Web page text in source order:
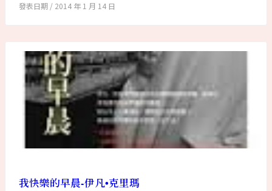
2014 年 1 月 14 日
我快樂的早晨-伊凡•克里瑪